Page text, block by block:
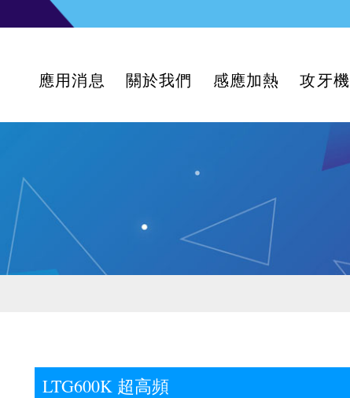
應用消息 關於我們 感應加熱 攻牙機
LTG600K 超高頻